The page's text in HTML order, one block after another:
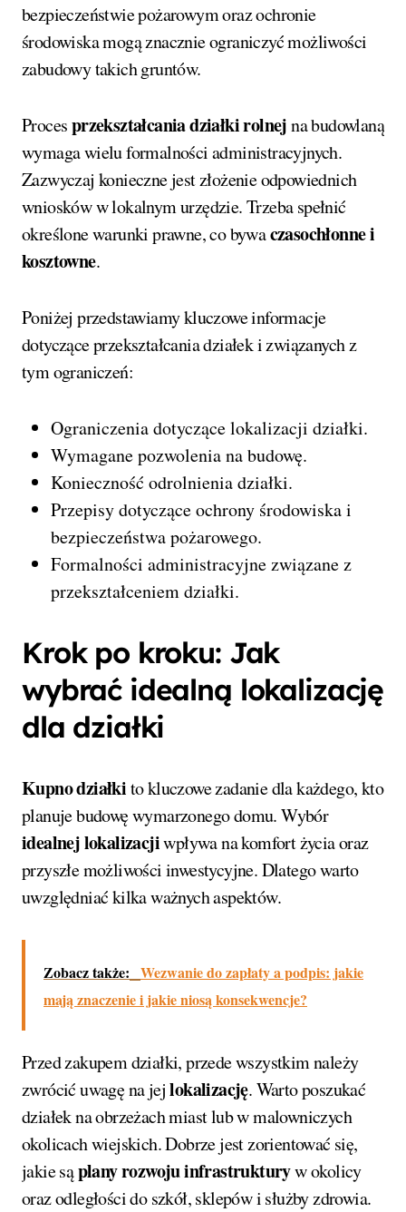
bezpieczeństwie pożarowym oraz ochronie
środowiska mogą znacznie ograniczyć możliwości
zabudowy takich gruntów.
Procesprzekształcania działki rolnejna budowlaną
wymaga wielu formalności administracyjnych.
Zazwyczaj konieczne jest złożenie odpowiednich
wniosków w lokalnym urzędzie. Trzeba spełnić
określone warunki prawne, co bywaczasochłonne i
kosztowne.
Poniżej przedstawiamy kluczowe informacje
dotyczące przekształcania działek i związanych z
tym ograniczeń:
Ograniczenia dotyczące lokalizacji działki.
Wymagane pozwolenia na budowę.
Konieczność odrolnienia działki.
Przepisy dotyczące ochrony środowiska i
bezpieczeństwa pożarowego.
Formalności administracyjne związane z
przekształceniem działki.
Krok po kroku: Jak
wybrać idealną lokalizację
dla działki
Kupno działkito kluczowe zadanie dla każdego, kto
planuje budowę wymarzonego domu. Wybór
idealnej lokalizacjiwpływa na komfort życia oraz
przyszłe możliwości inwestycyjne. Dlatego warto
uwzględniać kilka ważnych aspektów.
Zobacz także: Wezwanie do zapłaty a podpis: jakie
mają znaczenie i jakie niosą konsekwencje?
Przed zakupem działki, przede wszystkim należy
zwrócić uwagę na jejlokalizację. Warto poszukać
działek na obrzeżach miast lub w malowniczych
okolicach wiejskich. Dobrze jest zorientować się,
jakie sąplany rozwoju infrastrukturyw okolicy
oraz odległości do szkół, sklepów i służby zdrowia.